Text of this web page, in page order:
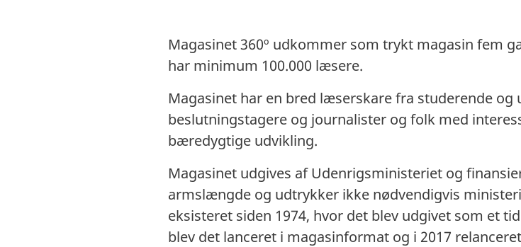
Magasinet 360º udkommer som trykt magasin fem
har minimum 100.000 læsere.
Magasinet har en bred læserskare fra studerende
beslutningstagere og journalister og folk med
bæredygtige udvikling.
Magasinet udgives af Udenrigsministeriet og
armslængde og udtrykker ikke nødvendigvis
eksisteret siden 1974, hvor det blev udgivet som et
blev det lanceret i magasinformat og i 2017